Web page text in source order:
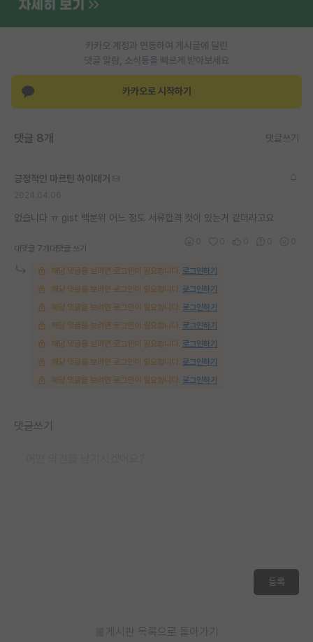
인문사회 계열 게시판
특수/전문대학원 게시판
반도체/AI 게시판
장학금/장학생 게시판
커리어
유학교육
이벤트
반도체 아카데미
재팬라운지 🌸
카카오 계정과 연동하여 게시글에 달린
댓글 알람, 소식등을 빠르게 받아보세요
카카오로 시작하기
댓글 8개 댓글쓰기
긍정적인 마르틴 하이데거
없습니다 ㅠ gist 백분위 어느 정도 서류합격 컷이 있는거 같더라고요
대댓글 7개 대댓글 쓰기
해당 댓글을 보려면 로그인이 필요합니다. 로그인하기
해당 댓글을 보려면 로그인이 필요합니다. 로그인하기
해당 댓글을 보려면 로그인이 필요합니다. 로그인하기
해당 댓글을 보려면 로그인이 필요합니다. 로그인하기
해당 댓글을 보려면 로그인이 필요합니다. 로그인하기
해당 댓글을 보려면 로그인이 필요합니다. 로그인하기
해당 댓글을 보려면 로그인이 필요합니다. 로그인하기
댓글쓰기
등록
게시판 목록으로 돌아가기